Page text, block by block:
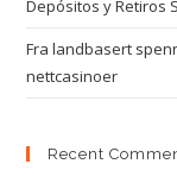
Depósitos y Retiros
Fra landbasert
nettcasinoer
Recent